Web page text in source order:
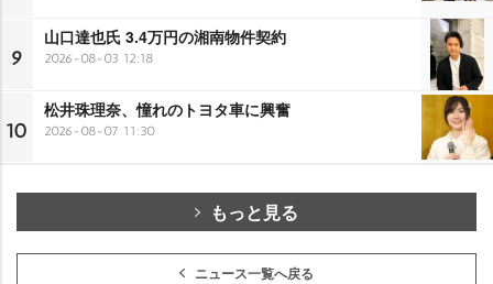
9
山口達也氏 3.4万円の湘南物件契約
2026-08-03 12:18
10
松井珠理奈、憧れのトヨタ車に興奮
2026-08-07 11:30
もっと見る
ニュース一覧へ戻る